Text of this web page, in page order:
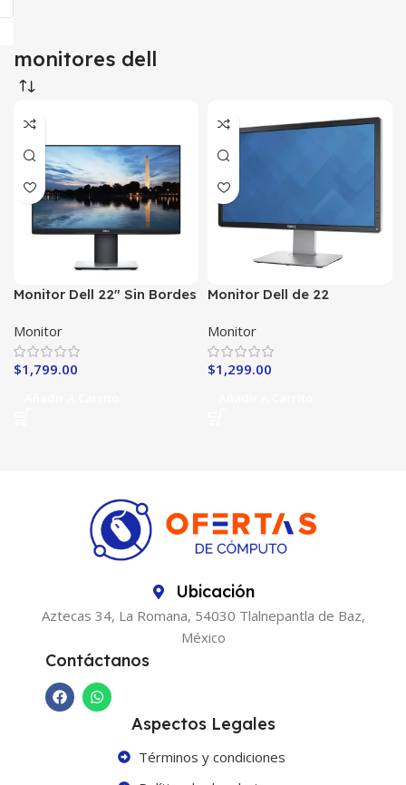
monitores dell
Monitor Dell 22″ Sin Bordes
Monitor
$1,799.00
Monitor Dell de 22
Monitor
$1,299.00
Ubicación
Aztecas 34, La Romana, 54030 Tlalnepantla de Baz,
México
Contáctanos
Aspectos Legales
Términos y condiciones